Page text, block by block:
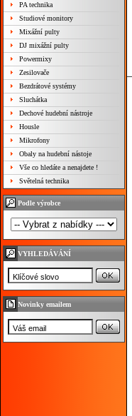
PA technika
Studiové monitory
Mixážní pulty
DJ mixážní pulty
Powermixy
Zesilovače
Bezdrátové systémy
Sluchátka
Dechové hudební nástroje
Housle
Mikrofony
Obaly na hudební nástoje
Vše co hledáte a nenajdete !
Světelná technika
Podle výrobce
VYHLEDÁVÁNÍ
Novinky emailem